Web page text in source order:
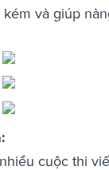
và giúp
cuộc thi